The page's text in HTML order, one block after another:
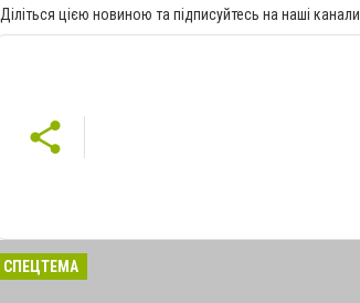
Діліться цією новиною та підписуйтесь на наші канали
СПЕЦТЕМА